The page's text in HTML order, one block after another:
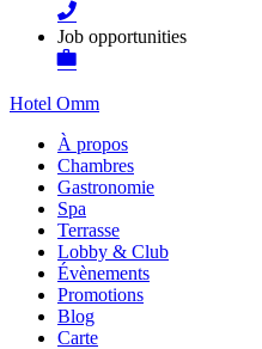
Job opportunities
Hotel Omm
À propos
Chambres
Gastronomie
Spa
Terrasse
Lobby & Club
Évènements
Promotions
Blog
Carte